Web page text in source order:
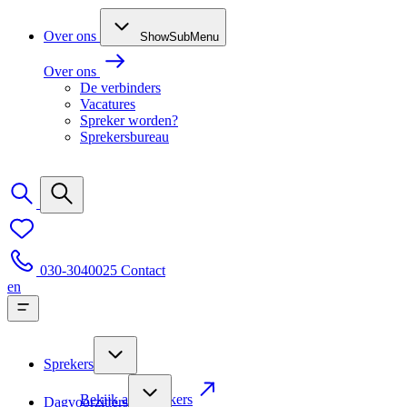
Over ons ShowSubMenu
Over ons
De verbinders
Vacatures
Spreker worden?
Sprekersbureau
030-3040025 Contact
en
Sprekers
Bekijk alle sprekers
Dagvoorzitters